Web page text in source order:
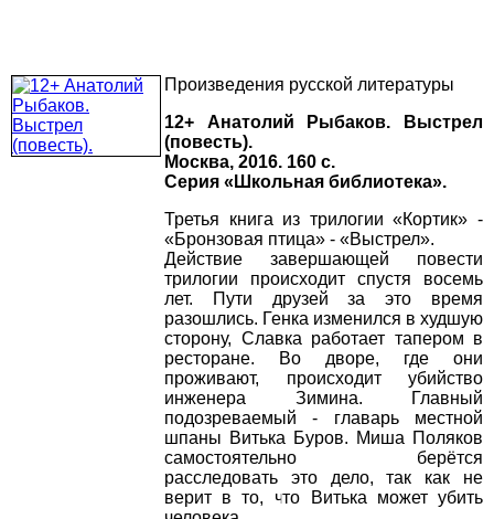
Произведения русской литературы
12+ Анатолий Рыбаков. Выстрел
(повесть).
Москва, 2016. 160 с.
Серия «Школьная библиотека».
Третья книга из трилогии «Кортик» -
«Бронзовая птица» - «Выстрел».
Действие завершающей повести
трилогии происходит спустя восемь
лет. Пути друзей за это время
разошлись. Генка изменился в худшую
сторону, Славка работает тапером в
ресторане. Во дворе, где они
проживают, происходит убийство
инженера Зимина. Главный
подозреваемый - главарь местной
шпаны Витька Буров. Миша Поляков
самостоятельно берётся
расследовать это дело, так как не
верит в то, что Витька может убить